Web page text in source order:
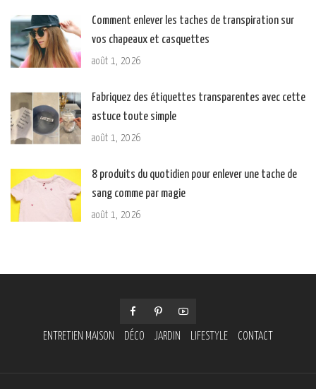
Comment enlever les taches de transpiration sur
vos chapeaux et casquettes
août 1, 2026
Fabriquez des étiquettes transparentes avec cette
astuce toute simple
août 1, 2026
8 produits du quotidien pour enlever une tache de
sang comme par magie
août 1, 2026
ENTRETIEN MAISON DÉCO JARDIN LIFESTYLE CONTACT